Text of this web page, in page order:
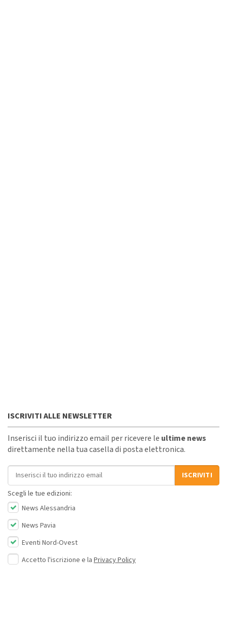
ISCRIVITI ALLE NEWSLETTER
Inserisci il tuo indirizzo email per ricevere le ultime news
direttamente nella tua casella di posta elettronica.
Indirizzo email
ISCRIVITI
Scegli le tue edizioni:
News Alessandria
News Pavia
Eventi Nord-Ovest
Accetto l'iscrizione e la Privacy Policy